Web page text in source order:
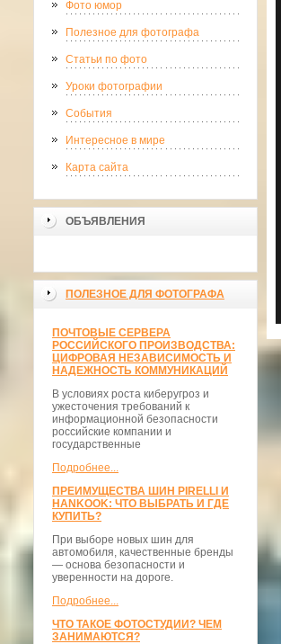
Фото юмор
Полезное для фотографа
Статьи по фото
Уроки фотографии
События
Интересное в мире
Карта сайта
ОБЪЯВЛЕНИЯ
ПОЛЕЗНОЕ ДЛЯ ФОТОГРАФА
ПОЧТОВЫЕ СЕРВЕРА
РОССИЙСКОГО ПРОИЗВОДСТВА:
ЦИФРОВАЯ НЕЗАВИСИМОСТЬ И
НАДЕЖНОСТЬ КОММУНИКАЦИЙ
В условиях роста киберугроз и
ужесточения требований к
информационной безопасности
российские компании и
государственные
Подробнее...
ПРЕИМУЩЕСТВА ШИН PIRELLI И
HANKOOK: ЧТО ВЫБРАТЬ И ГДЕ
КУПИТЬ?
При выборе новых шин для
автомобиля, качественные бренды
— основа безопасности и
уверенности на дороге.
Подробнее...
ЧТО ТАКОЕ ФОТОСТУДИИ? ЧЕМ
ЗАНИМАЮТСЯ?